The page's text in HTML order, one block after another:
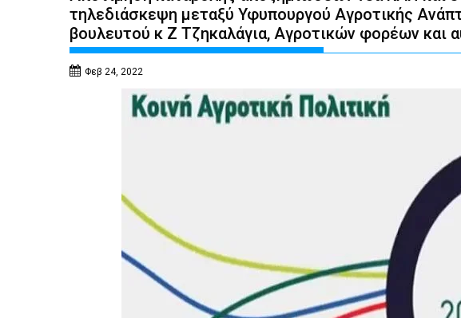
τηλεδιάσκεψη μεταξύ Υφυπουργού Αγροτικής
βουλευτού κ Ζ Τζηκαλάγια, Αγροτικών φορέων και
Φεβ 24, 2022